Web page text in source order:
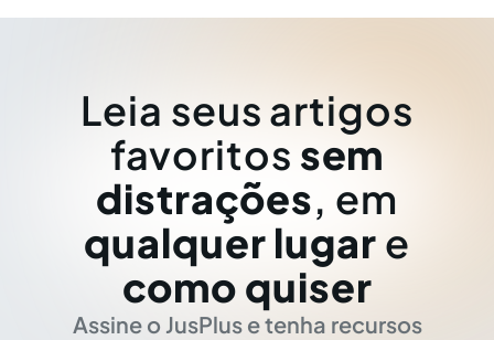
Leia seus artigos
favoritos sem
distrações, em
qualquer lugar e
como quiser
Assine o JusPlus e tenha recursos